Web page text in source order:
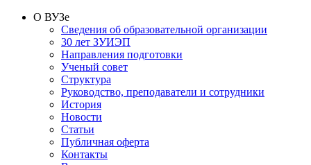
О ВУЗе
Сведения об образовательной организации
30 лет ЗУИЭП
Направления подготовки
Ученый совет
Структура
Руководство, преподаватели и сотрудники
История
Новости
Статьи
Публичная оферта
Контакты